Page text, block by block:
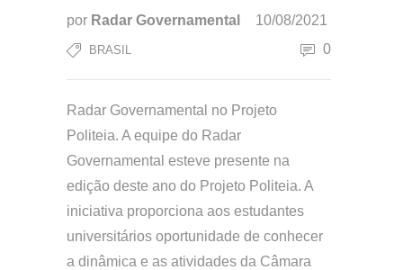
por Radar Governamental 10/08/2021
BRASIL 0
Radar Governamental no Projeto
Politeia. A equipe do Radar
Governamental esteve presente na
edição deste ano do Projeto Politeia. A
iniciativa proporciona aos estudantes
universitários oportunidade de conhecer
a dinâmica e as atividades da Câmara